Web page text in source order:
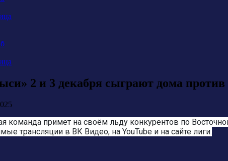
2 и 3 декабря сыграют дома
команда примет на своём льду конкурентов по
трансляции в ВК Видео, на YouTube и на сайте лиги.